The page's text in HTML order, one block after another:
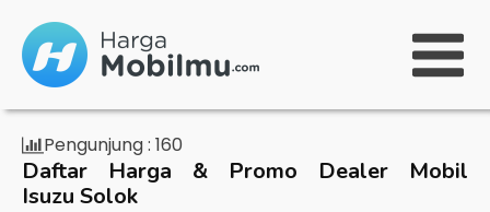
Pengunjung : 160
Daftar Harga & Promo Dealer Mobil
Isuzu Solok